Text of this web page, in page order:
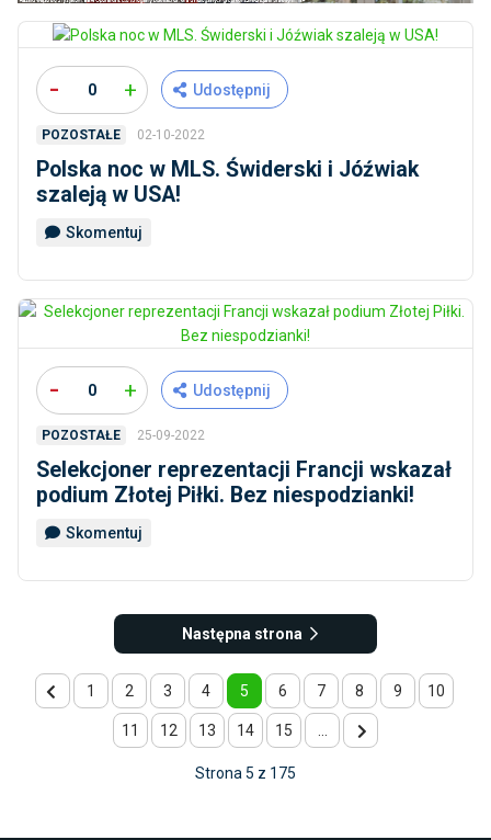
- 0 + Udostępnij
POZOSTAŁE 02-10-2022
Polska noc w MLS. Świderski i Jóźwiak
szaleją w USA!
Skomentuj
- 0 + Udostępnij
POZOSTAŁE 25-09-2022
Selekcjoner reprezentacji Francji wskazał
podium Złotej Piłki. Bez niespodzianki!
Skomentuj
Następna strona
1 2 3 4 5 6 7 8 9 10
11 12 13 14 15
Strona 5 z 175